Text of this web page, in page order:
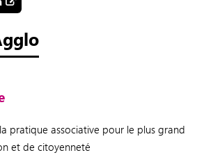
pratique associative pour le plus grand
et de citoyenneté